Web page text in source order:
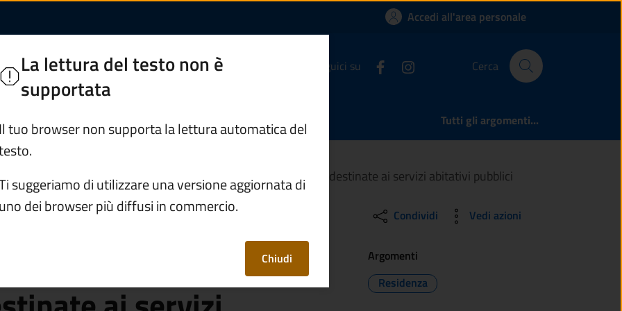
12722 (I°/2026) per Accedi all'area personale
Seguici su Cerca
Servizi Vivere Edolo Tutti gli argomenti...
ID-12722 (I°/2026) per l’assegnazione delle unità abitative destinate ai servizi abitativi pubblici
ID-12722
delle
Condividi Vedi azioni
La lettura del testo non è
supportata
Il tuo browser non supporta la lettura automatica del
suggeriamo di utilizzare una versione aggiornata di
uno dei browser più diffusi in commercio.
Chiudi
Argomenti
Residenza